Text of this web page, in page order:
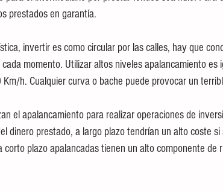
prestados en garantía.
invertir es como circular por las calles, hay que
momento. Utilizar altos niveles apalancamiento es
h. Cualquier curva o bache puede provocar un
el apalancamiento para realizar operaciones de
dinero prestado, a largo plazo tendrían un alto coste
plazo apalancadas tienen un alto componente de